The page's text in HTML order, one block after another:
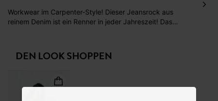
Sie haben das Recht binnen30 Tagennach Erhalt der
Workwear im Carpenter-Style! Dieser Jeansrock aus
reinem Denim ist ein Renner in jeder Jahreszeit! Das
Gürtelschlaufen, 5 aufgesetzten Taschen, 1 Patte + 1
Tasche hinten im Carpenter-Style sowie geradem Saum
recycelte Baumwollfasern.
DEN LOOK SHOPPEN